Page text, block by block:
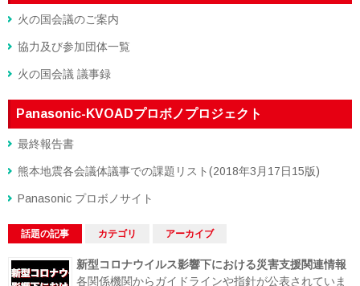
火の国会議のご案内
協力及び参加団体一覧
火の国会議 議事録
Panasonic-KVOADプロボノプロジェクト
最終報告書
熊本地震各会議体議事での課題リスト(2018年3月17日15版)
Panasonic プロボノサイト
話題の記事 カテゴリ アーカイブ
新型コロナウイルス影響下における災害支援関連情報
各関係機関からガイドラインや指針が公表されていま